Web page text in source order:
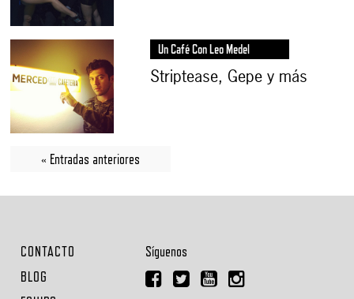
Un Café Con Leo Medel
Striptease, Gepe y más
« Entradas anteriores
CONTACTO
BLOG
Síguenos